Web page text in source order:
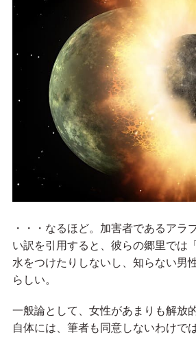
・・・なるほど。加害者であるアラ
い訳を引用すると、彼らの郷里では
水をつけたりしないし、知らない男
らしい。
一般論として、女性があまりも解放
自体には、筆者も同意しないわけで